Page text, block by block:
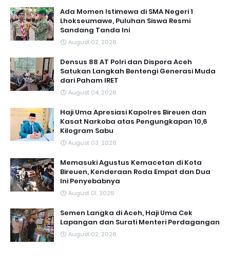
Ada Momen Istimewa di SMA Negeri 1
Lhokseumawe, Puluhan Siswa Resmi
Sandang Tanda Ini
August 02, 2026
Densus 88 AT Polri dan Dispora Aceh
Satukan Langkah Bentengi Generasi Muda
dari Paham IRET
August 04, 2026
Haji Uma Apresiasi Kapolres Bireuen dan
Kasat Narkoba atas Pengungkapan 10,6
Kilogram Sabu
August 03, 2026
Memasuki Agustus Kemacetan di Kota
Bireuen, Kenderaan Roda Empat dan Dua
Ini Penyebabnya
August 01, 2026
Semen Langka di Aceh, Haji Uma Cek
Lapangan dan Surati Menteri Perdagangan
August 02, 2026